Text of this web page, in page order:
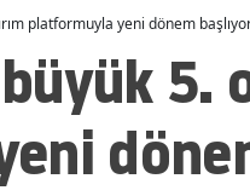
platformuyla yeni dönem
5.